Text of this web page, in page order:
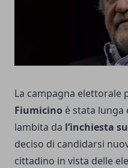
La campagna elettorale
Fiumicino è stata lunga
lambita da l’inchiesta
deciso di candidarsi
cittadino in vista delle